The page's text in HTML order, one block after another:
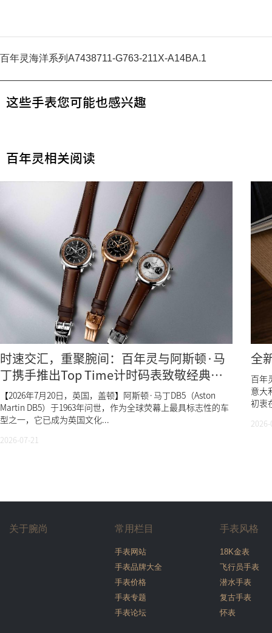
百年灵海洋系列A7438711-G763-211X-A14BA.1
这些手表您可能也感兴趣
百年灵相关阅读
时速交汇，重聚腕间：百年灵与阿斯顿·马
丁携手推出Top Time计时码表致敬经典
DB5
【2026年7月20日，英国，盖顿】阿斯顿·马丁DB5（Aston
Martin DB5）于1963年问世，作为全球荧幕上最具标志性的车
型之一，它已成为英国文化...
2026-07-21
全
百年
意大
初衷
关于腕尚 常用栏目
手表网站
手表品牌大全
手表价格
手表专题
手表论坛
手表风格
18K金表
飞行员手表
潜水手表
复古手表
怀表